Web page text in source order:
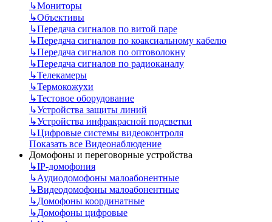
↳Мониторы
↳Объективы
↳Передача сигналов по витой паре
↳Передача сигналов по коаксиальному кабелю
↳Передача сигналов по оптоволокну
↳Передача сигналов по радиоканалу
↳Телекамеры
↳Термокожухи
↳Тестовое оборудование
↳Устройства защиты линий
↳Устройства инфракрасной подсветки
↳Цифровые системы видеоконтроля
Показать все Видеонаблюдение
Домофоны и переговорные устройства
↳IP-домофония
↳Аудиодомофоны малоабонентные
↳Видеодомофоны малоабонентные
↳Домофоны координатные
↳Домофоны цифровые